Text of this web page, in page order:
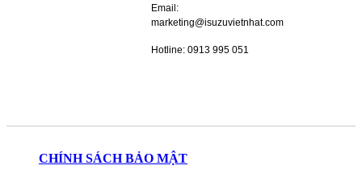
Email:
marketing@isuzuvietnhat.com
Hotline: 0913 995 051
CHÍNH SÁCH BẢO MẬT